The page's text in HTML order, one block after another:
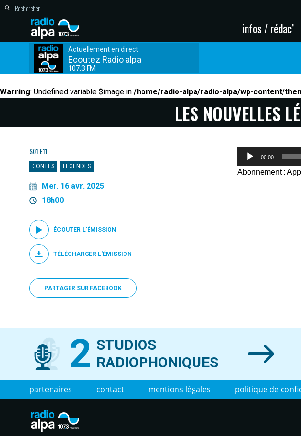
infos / rédac’
Actuellement en direct
Ecoutez Radio alpa
107.3 FM
Warning: Undefined variable $image in /home/radio-alpa/radio-alpa/wp-content/
LES NOUVELLES
S01 E11
CONTES LEGENDES
Mer. 16 avr. 2025
18h00
ÉCOUTER L'ÉMISSION
TÉLÉCHARGER L'ÉMISSION
PARTAGER SUR FACEBOOK
Lecteur
00:00
Abonnement :
2 STUDIOS
RADIOPHONIQUES
partenaires contact mentions légales politique de